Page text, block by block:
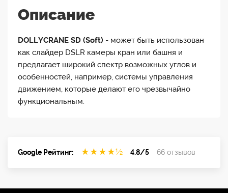
Описание
DOLLYCRANE SD (Soft) - может быть использован
как слайдер DSLR камеры кран или башня и
предлагает широкий спектр возможных углов и
особенностей, например, системы управления
движением, которые делают его чрезвычайно
функциональным.
Google Рейтинг: ★ ★ ★ ★½ 4.8/5 66 отзывов